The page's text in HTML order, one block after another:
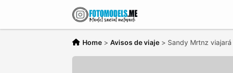
Home > Avisos de viaje > Sandy Mrtnz